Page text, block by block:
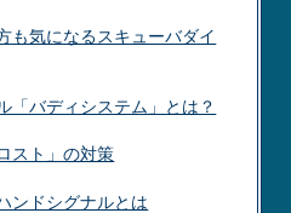
も気になるスキューバダイ
「バディシステム」とは？
スト」の対策
ンドシグナルとは